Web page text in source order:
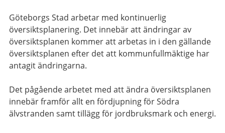
Göteborgs Stad arbetar med kontinuerlig
översiktsplanering. Det innebär att ändringar av
översiktsplanen kommer att arbetas in i den gällande
översiktsplanen efter det att kommunfullmäktige har
antagit ändringarna.
Det pågående arbetet med att ändra översiktsplanen
innebär framför allt en fördjupning för Södra
älvstranden samt tillägg för jordbruksmark och energi.